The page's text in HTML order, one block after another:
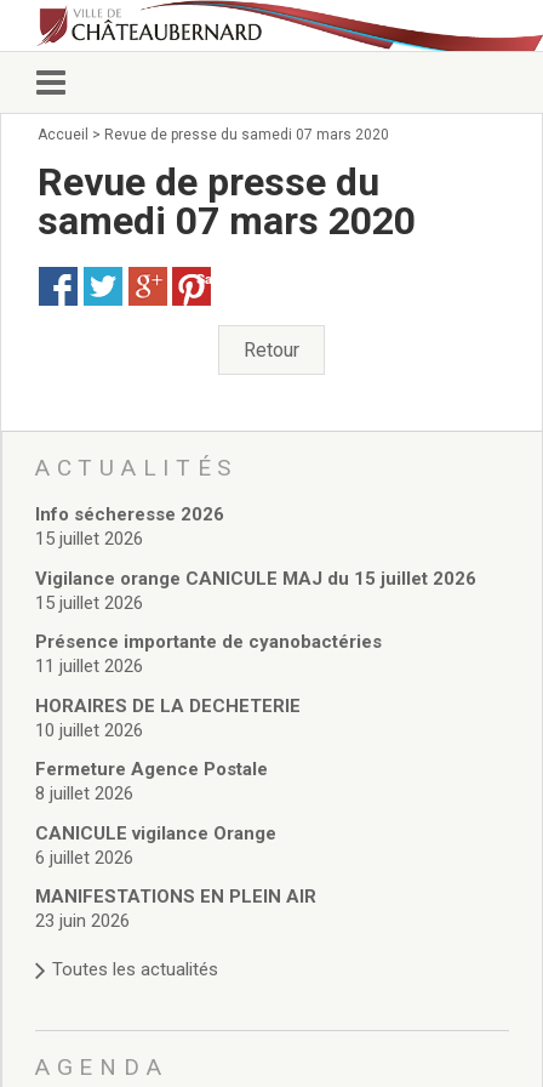
Vie municipale
Conseillers municipaux
Commissions 2026
Arrêtés du Maire
Services municipaux
Pour venir nous voir
administratives
Services Techniques
Affaires Scolaires
Vie associative
Police Municipale/règlementation
Cimetière/réglementation funéraire
Services en ligne
Licences boissons
Cadastre
Actes d’état civil
Budget de Fonctionnement
Budget d’Investissement
Conseils municipaux
Règlement du conseil municipal
Délibérations 2025
Délibérations 2022
Accueil > Revue de presse du samedi 07 mars 2020
Revue de presse du
samedi 07 mars 2020
Save
Retour
ACTUALITÉS
Info sécheresse 2026
15 juillet 2026
Vigilance orange CANICULE MAJ du 15 juillet 2026
15 juillet 2026
Présence importante de cyanobactéries
11 juillet 2026
HORAIRES DE LA DECHETERIE
10 juillet 2026
Fermeture Agence Postale
8 juillet 2026
CANICULE vigilance Orange
6 juillet 2026
MANIFESTATIONS EN PLEIN AIR
23 juin 2026
Toutes les actualités
AGENDA